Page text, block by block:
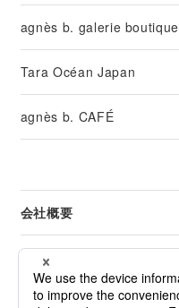
agnès b. galerie boutique
Tara Océan Japan
agnès b. CAFÉ
会社概要
リーガル
カスタマーサービス